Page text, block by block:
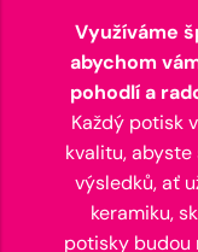
Využíváme
abychom
pohodlí a
Každý potisk
kvalitu,
výsledků, ať
keramiku,
potisky budou